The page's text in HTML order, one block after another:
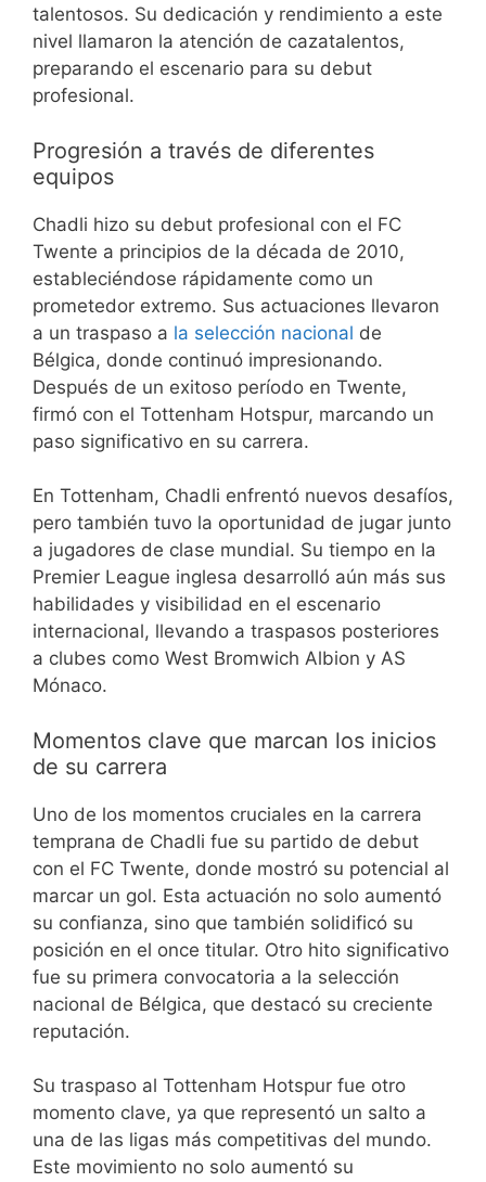
talentosos. Su dedicación y rendimiento a este
nivel llamaron la atención de cazatalentos,
preparando el escenario para su debut
profesional.
Progresión a través de diferentes
equipos
Chadli hizo su debut profesional con el FC
Twente a principios de la década de 2010,
estableciéndose rápidamente como un
prometedor extremo. Sus actuaciones llevaron
a un traspaso a la selección nacional de
Bélgica, donde continuó impresionando.
Después de un exitoso período en Twente,
firmó con el Tottenham Hotspur, marcando un
paso significativo en su carrera.
En Tottenham, Chadli enfrentó nuevos desafíos,
pero también tuvo la oportunidad de jugar junto
a jugadores de clase mundial. Su tiempo en la
Premier League inglesa desarrolló aún más sus
habilidades y visibilidad en el escenario
internacional, llevando a traspasos posteriores
a clubes como West Bromwich Albion y AS
Mónaco.
Momentos clave que marcan los inicios
de su carrera
Uno de los momentos cruciales en la carrera
temprana de Chadli fue su partido de debut
con el FC Twente, donde mostró su potencial al
marcar un gol. Esta actuación no solo aumentó
su confianza, sino que también solidificó su
posición en el once titular. Otro hito significativo
fue su primera convocatoria a la selección
nacional de Bélgica, que destacó su creciente
reputación.
Su traspaso al Tottenham Hotspur fue otro
momento clave, ya que representó un salto a
una de las ligas más competitivas del mundo.
Este movimiento no solo aumentó su